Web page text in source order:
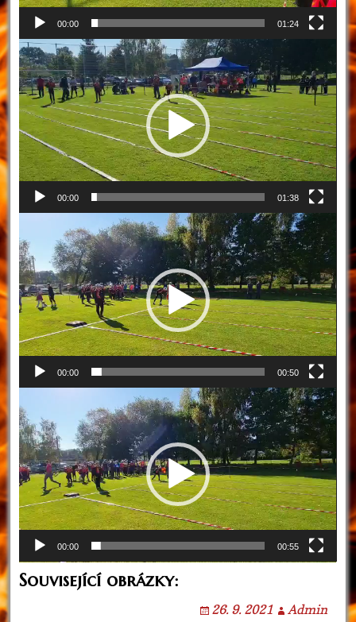
00:00 01:24
Video
přehrávač
00:00 01:38
přehrávač
00:00 00:50
přehrávač
00:00 00:55
Související obrázky:
26. 9. 2021 Admin